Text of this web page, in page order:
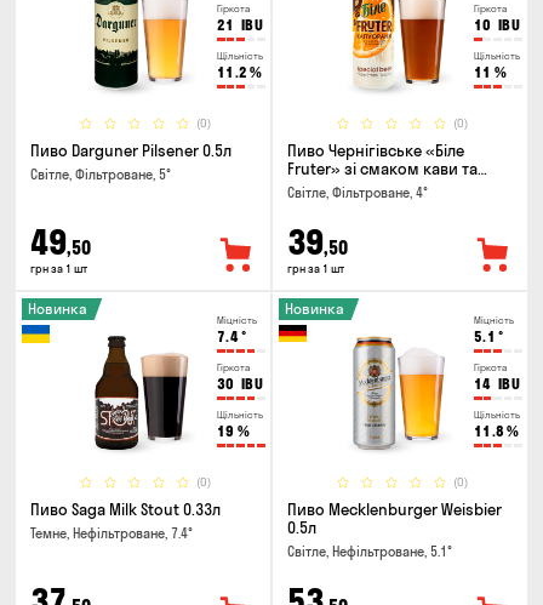
Гіркота
21 IBU
Щільність
11.2 %
(0)
Пиво Darguner Pilsener 0.5л
Світле, Фільтроване, 5°
49,50
грн за 1 шт
Гіркота
10 IBU
Щільність
11 %
(0)
Пиво Чернігівське «Біле
Fruter» зі смаком кави та
апельсину 0.5л
Світле, Фільтроване, 4°
39,50
грн за 1 шт
Міцність
7.4°
Гіркота
30 IBU
Щільність
19 %
(0)
Новинка
Пиво Saga Milk Stout 0.33л
Темне, Нефільтроване, 7.4°
Міцність
5.1 °
Гіркота
14 IBU
Щільність
11.8 %
(0)
Новинка
Пиво Mecklenburger Weisbier
0.5л
Світле, Нефільтроване, 5.1°